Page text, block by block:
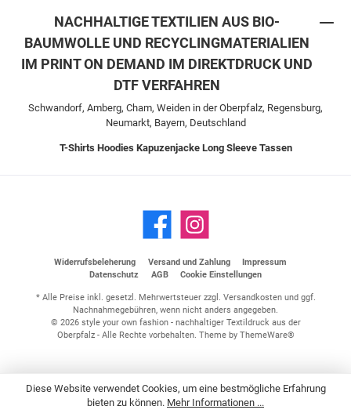
NACHHALTIGE TEXTILIEN AUS BIO-
BAUMWOLLE UND RECYCLINGMATERIALIEN
IM PRINT ON DEMAND IM DIREKTDRUCK UND
DTF VERFAHREN
Schwandorf, Amberg, Cham, Weiden in der Oberpfalz, Regensburg,
Neumarkt, Bayern, Deutschland
T-Shirts Hoodies Kapuzenjacke Long Sleeve Tassen
Widerrufsbeleherung Versand und Zahlung
Impressum
Datenschutz
AGB Cookie Einstellungen
* Alle Preise inkl. gesetzl. Mehrwertsteuer zzgl. Versandkostenund ggf.
Nachnahmegebühren, wenn nicht anders angegeben.
© 2026 style your own fashion - nachhaltiger Textildruck aus der
Oberpfalz - Alle Rechte vorbehalten. Theme by ThemeWare®
Diese Website verwendet Cookies, um eine bestmögliche Erfahrung
bieten zu können. Mehr Informationen ...